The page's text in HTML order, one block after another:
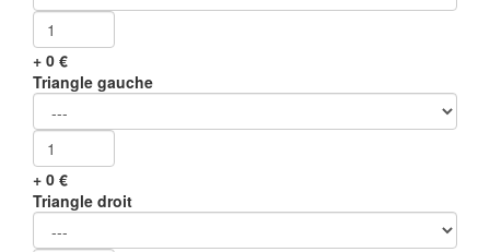
+ 0 €
Triangle gauche
+ 0 €
Triangle droit